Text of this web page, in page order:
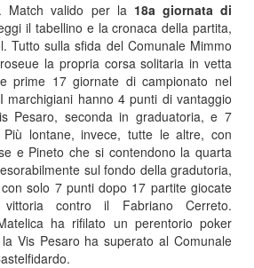
. Match valido per la 18a giornata di
il tabellino e la cronaca della partita,
Tutto sulla sfida del Comunale Mimmo
la propria corsa solitaria in vetta
prime 17 giornate di campionato nel
hanno 4 punti di vantaggio
Pesaro, seconda in graduatoria, e 7
lontane, invece, tutte le altre, con
e Pineto che si contendono la quarta
sul fondo della gradutoria,
solo 7 punti dopo 17 partite giocate
vittoria contro il Fabriano Cerreto.
ha rifilato un perentorio poker
Vis Pesaro ha superato al Comunale